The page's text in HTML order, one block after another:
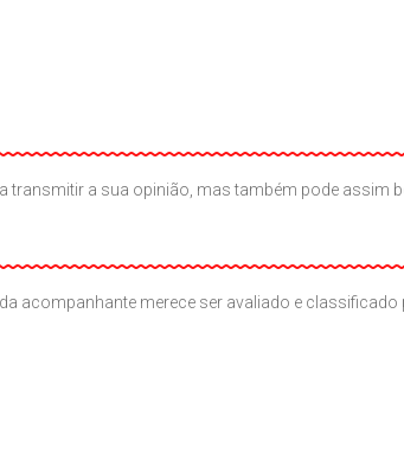
transmitir a sua opinião, mas também pode assim
acompanhante merece ser avaliado e classificado